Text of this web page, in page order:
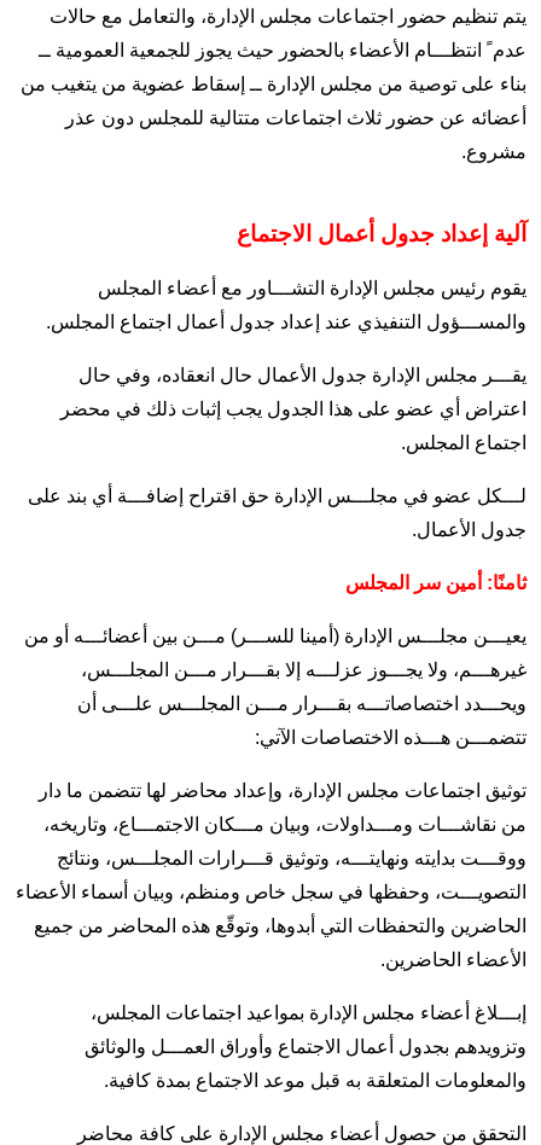
يتم تنظيم حضور اجتماعات مجلس الإدارة، والتعامل مع حالات
عدم ً انتظـــام الأعضاء بالحضور حيث يجوز للجمعية العمومية ــ
بناء على توصية من مجلس الإدارة ــ إسقاط عضوية من يتغيب من
أعضائه عن حضور ثلاث اجتماعات متتالية للمجلس دون عذر
مشروع.
آلية إعداد جدول أعمال الاجتماع
يقوم رئيس مجلس الإدارة التشـــاور مع أعضاء المجلس
والمســـؤول التنفيذي عند إعداد جدول أعمال اجتماع المجلس.
يقـــر مجلس الإدارة جدول الأعمال حال انعقاده، وفي حال
اعتراض أي عضو على هذا الجدول يجب إثبات ذلك في محضر
اجتماع المجلس.
لـــكل عضو في مجلـــس الإدارة حق اقتراح إضافـــة أي بند على
جدول الأعمال.
ثامنًا: أمين سر المجلس
يعيـــن مجلـــس الإدارة (أمينا للســـر) مـــن بين أعضائـــه أو من
غيرهـــم، ولا يجـــوز عزلـــه إلا بقـــرار مـــن المجلـــس،
ويحـــدد اختصاصاتـــه بقـــرار مـــن المجلـــس علـــى أن
تتضمـــن هـــذه الاختصاصات الآتي:
توثيق اجتماعات مجلس الإدارة، وإعداد محاضر لها تتضمن ما دار
من نقاشـــات ومـــداولات، وبيان مـــكان الاجتمـــاع، وتاريخه،
ووقـــت بدايته ونهايتـــه، وتوثيق قـــرارات المجلـــس، ونتائج
التصويـــت، وحفظها في سجل خاص ومنظم، وبيان أسماء الأعضاء
الحاضرين والتحفظات التي أبدوها، وتوقّع هذه المحاضر من جميع
الأعضاء الحاضرين.
إبـــلاغ أعضاء مجلس الإدارة بمواعيد اجتماعات المجلس،
وتزويدهم بجدول أعمال الاجتماع وأوراق العمـــل والوثائق
والمعلومات المتعلقة به قبل موعد الاجتماع بمدة كافية.
التحقق من حصول أعضاء مجلس الإدارة على كافة محاضر